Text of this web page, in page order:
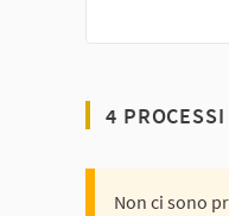
4
Non ci sono